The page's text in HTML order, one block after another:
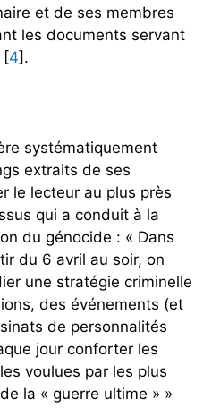
et de ses membres
les documents servant
[4].
systématiquement
extraits de ses
le lecteur au plus près
qui a conduit à la
du génocide : « Dans
du 6 avril au soir, on
une stratégie criminelle
des événements (et
de personnalités
jour conforter les
voulues par les plus
la « guerre ultime » »